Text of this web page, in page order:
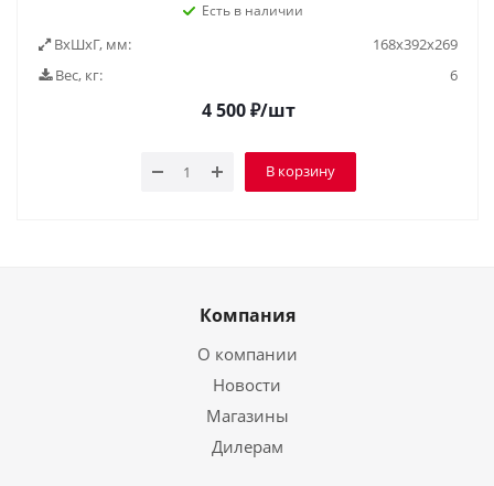
Есть в наличии
ВxШxГ, мм:
168х392х269
Вес, кг:
6
4 500₽/шт
В корзину
Компания
О компании
Новости
Магазины
Дилерам